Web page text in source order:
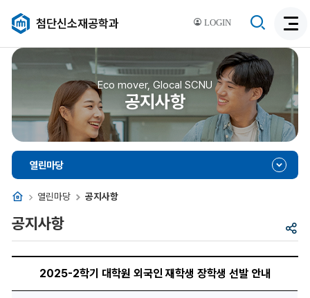
LOGIN
첨단신소재공학과
색
활
성
색
Eco mover, Glocal SCNU
공지사항
홈 열린마당 공지사항
열린마당
공
공지사항
기
2025-2학기 대학원 외국인 재학생 장학생 선발 안내